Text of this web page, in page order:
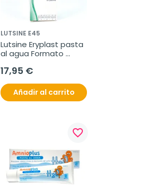
LUTSINE E45
Lutsine Eryplast pasta
al agua Formato
17,95 €
Añadir al carrito
favorite_border